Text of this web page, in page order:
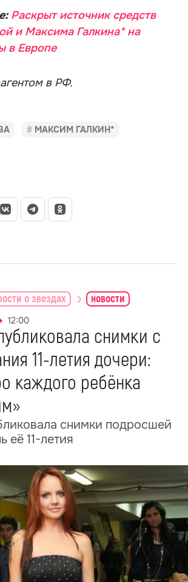
Раскрыт источник средств
и Максима Галкина* на
в Европе
в РФ.
МАКСИМ ГАЛКИН*
о звездах новости
12:00
снимки с
11-летия дочери:
каждого ребёнка
снимки подросшей
её 11-летия